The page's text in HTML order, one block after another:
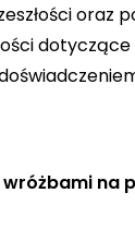
oraz
dotyczące
na